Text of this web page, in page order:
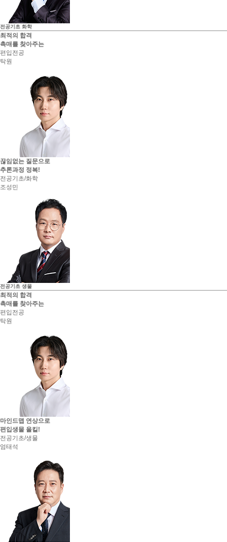
전공기초 화학
최적의 합격
촉매를 찾아주는
편입전공
탁원
끊임없는 질문으로
추론과정 정복!
전공기초/화학
조성민
전공기초 생물
최적의 합격
촉매를 찾아주는
편입전공
탁원
마인드맵 연상으로
편입생물 올킬!
전공기초/생물
엄태석